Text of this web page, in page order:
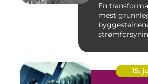
En
mest
15.